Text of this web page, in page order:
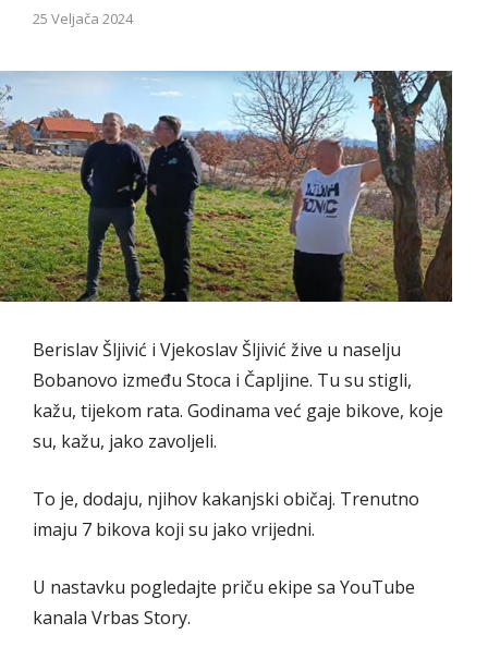
25 Veljača 2024
Berislav Šljivić i Vjekoslav Šljivić žive u naselju
Bobanovo između Stoca i Čapljine. Tu su stigli,
kažu, tijekom rata. Godinama već gaje bikove, koje
su, kažu, jako zavoljeli.
To je, dodaju, njihov kakanjski običaj. Trenutno
imaju 7 bikova koji su jako vrijedni.
U nastavku pogledajte priču ekipe sa YouTube
kanala Vrbas Story.